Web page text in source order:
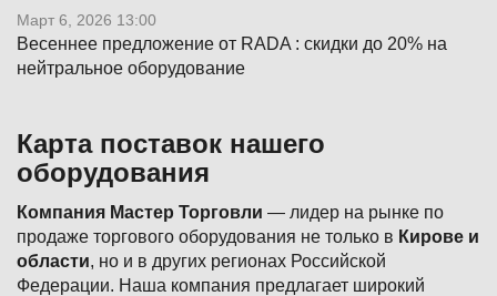
Март 6, 2026 13:00
Весеннее предложение от RADA : скидки до 20% на
нейтральное оборудование
Карта поставок нашего
оборудования
Компания Мастер Торговли — лидер на рынке по
продаже торгового оборудования не только в Кирове и
области, но и в других регионах Российской
Федерации. Наша компания предлагает широкий